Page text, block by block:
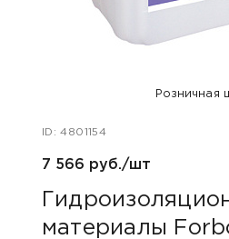
Розничная
ID: 4801154
7 566 руб./шт
материалы